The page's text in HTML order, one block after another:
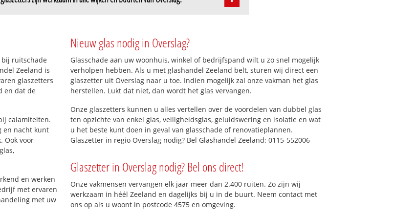
ruitschade
Zeeland is
glaszetters
en dat de
calamiteiten.
en nacht kunt
Ook voor
en werken
met ervaren
met uw
Nieuw glas nodig in Overslag?
Glasschade aan uw woonhuis, winkel of bedrijfspand wilt u zo snel mogelijk
verholpen hebben. Als u met glashandel Zeeland belt, sturen wij direct een
glaszetter uit Overslag naar u toe. Indien mogelijk zal onze vakman het glas
herstellen. Lukt dat niet, dan wordt het glas vervangen.
Onze glaszetters kunnen u alles vertellen over de voordelen van dubbel glas
ten opzichte van enkel glas, veiligheidsglas, geluidswering en isolatie en wat
u het beste kunt doen in geval van glasschade of renovatieplannen.
Glaszetter in regio Overslag nodig? Bel Glashandel Zeeland: 0115-552006
Glaszetter in Overslag nodig? Bel ons direct!
Onze vakmensen vervangen elk jaar meer dan 2.400 ruiten. Zo zijn wij
werkzaam in héél Zeeland en dagelijks bij u in de buurt. Neem contact met
ons op als u woont in postcode 4575 en omgeving.